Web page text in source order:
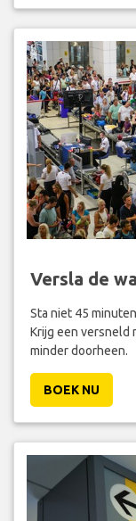
Versla de
Sta niet 45
Krijg een versneld
minder doorheen.
BOEK NU